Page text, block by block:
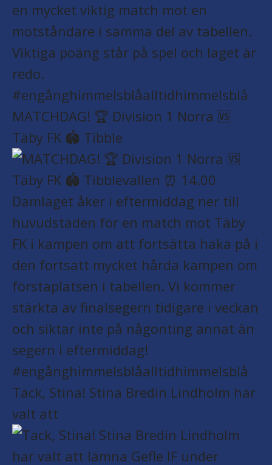
MATCHDAG! 🏆 Division 1 Norra 🆚
Täby FK 🏟️ Tibble
Tack, Stina! Stina Bredin Lindholm har
valt att